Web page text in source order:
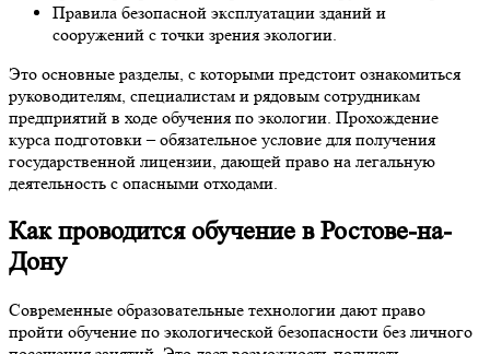
Правила безопасной эксплуатации зданий и
сооружений с точки зрения экологии.
Это основные разделы, с которыми предстоит ознакомиться
руководителям, специалистам и рядовым сотрудникам
предприятий в ходе обучения по экологии. Прохождение
курса подготовки – обязательное условие для получения
государственной лицензии, дающей право на легальную
деятельность с опасными отходами.
Как проводится обучение в Ростове-на-
Дону
Современные образовательные технологии дают право
пройти обучение по экологической безопасности без личного